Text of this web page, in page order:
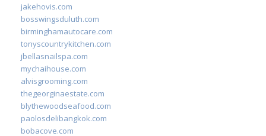
jakehovis.com
bosswingsduluth.com
birminghamautocare.com
tonyscountrykitchen.com
jbellasnailspa.com
mychaihouse.com
alvisgrooming.com
thegeorginaestate.com
blythewoodseafood.com
paolosdelibangkok.com
bobacove.com